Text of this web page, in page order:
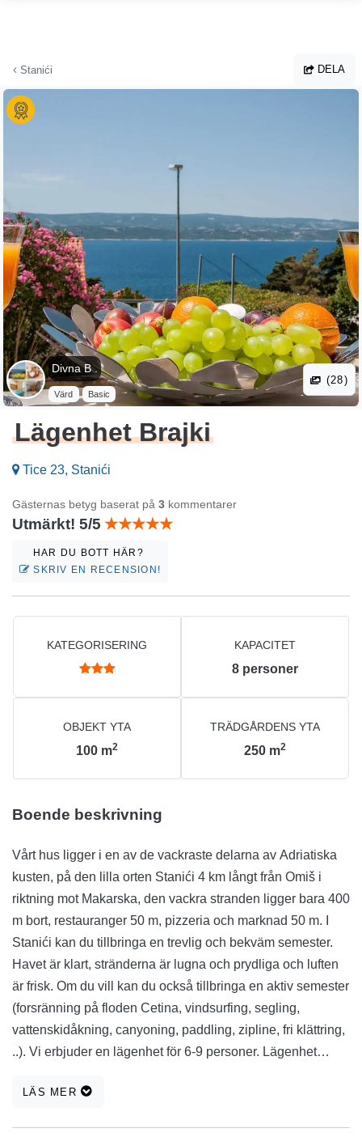
Stanići DELA
Divna B .
Värd Basic
(28)
Lägenhet Brajki
Tice 23, Stanići
Gästernas betyg baserat på 3 kommentarer
Utmärkt! 5/5
HAR DU BOTT HÄR?
SKRIV EN RECENSION!
KATEGORISERING KAPACITET
8 personer
OBJEKT YTA
100 m2
TRÄDGÅRDENS YTA
250 m2
Boende beskrivning
Vårt hus ligger i en av de vackraste delarna av Adriatiska
kusten, på den lilla orten Stanići 4 km långt från Omiš i
riktning mot Makarska, den vackra stranden ligger bara 400
m bort, restauranger 50 m, pizzeria och marknad 50 m. I
Stanići kan du tillbringa en trevlig och bekväm semester.
Havet är klart, stränderna är lugna och prydliga och luften
är frisk. Om du vill kan du också tillbringa en aktiv semester
(forsränning på floden Cetina, vindsurfing, segling,
vattenskidåkning, canyoning, paddling, zipline, fri klättring,
..). Vi erbjuder en lägenhet för 6-9 personer. Lägenhet
tre sovrum (2, 2, 2+2), två badrum, matsal, vardagsrum med
LÄS MER